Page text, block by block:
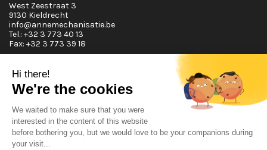
Horaires d'ouvertures
Lundi T.E.M. Vendredi :
De 08:00 à 12:00 et de 13:00 à 17:30
West Zeestraat 3
9130 Kieldrecht
info@annemechanisatie.be
Tel.: +32 3 773 40 13
Fax: +32 3 773 39 18